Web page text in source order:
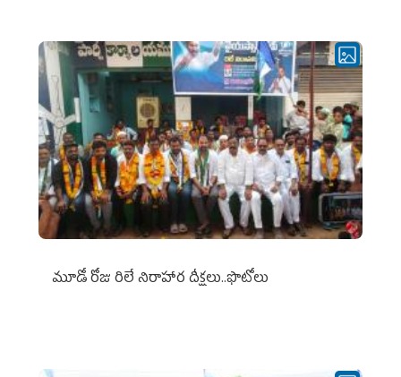
మూడో రోజు రిలే నిరాహార దీక్షలు..ఫొటోలు